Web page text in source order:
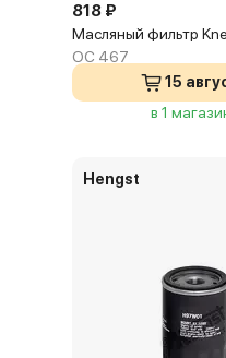
818 ₽
Масляный фильтр
OC 467
15
в 1
Hengst